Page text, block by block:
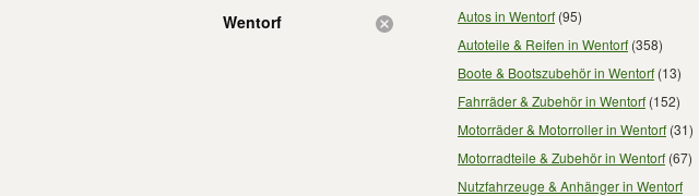
Wentorf
Autos in Wentorf (95)
Autoteile & Reifen in Wentorf (358)
Boote & Bootszubehör in Wentorf (13)
Fahrräder & Zubehör in Wentorf (152)
Motorräder & Motorroller in Wentorf (31)
Motorradteile & Zubehör in Wentorf (67)
Nutzfahrzeuge & Anhänger in Wentorf